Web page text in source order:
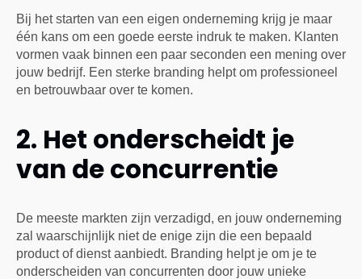
Bij het starten van een eigen onderneming krijg je maar
één kans om een goede eerste indruk te maken. Klanten
vormen vaak binnen een paar seconden een mening over
jouw bedrijf. Een sterke branding helpt om professioneel
en betrouwbaar over te komen.
2. Het onderscheidt je
van de concurrentie
De meeste markten zijn verzadigd, en jouw onderneming
zal waarschijnlijk niet de enige zijn die een bepaald
product of dienst aanbiedt. Branding helpt je om je te
onderscheiden van concurrenten door jouw unieke